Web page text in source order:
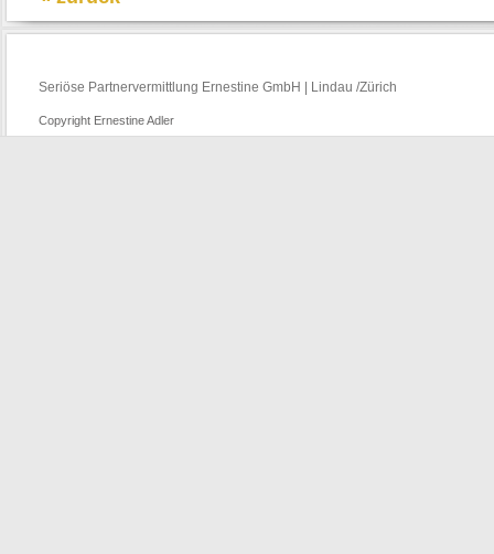
Seriöse Partnervermittlung Ernestine GmbH | Lindau /Zürich
Copyright Ernestine Adler